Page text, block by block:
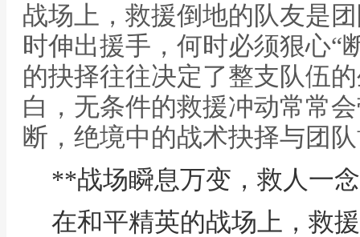
战场上，救援倒地的队友是
时伸出援手，何时必须狠心“
的抉择往往决定了整支队伍
白，无条件的救援冲动常常
断，绝境中的战术抉择与团
**战场瞬息万变，救人一
在和平精英的战场上，救